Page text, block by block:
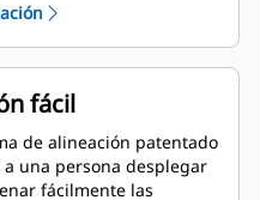
la mejor tenaza para sus
las tres
de dientes, elija la
para un agarre
estrecho y tiempos de
más cortos para
pluma a horcajadas
el transporte.
fácil
de alineación patentado
una persona desplegar
fácilmente las